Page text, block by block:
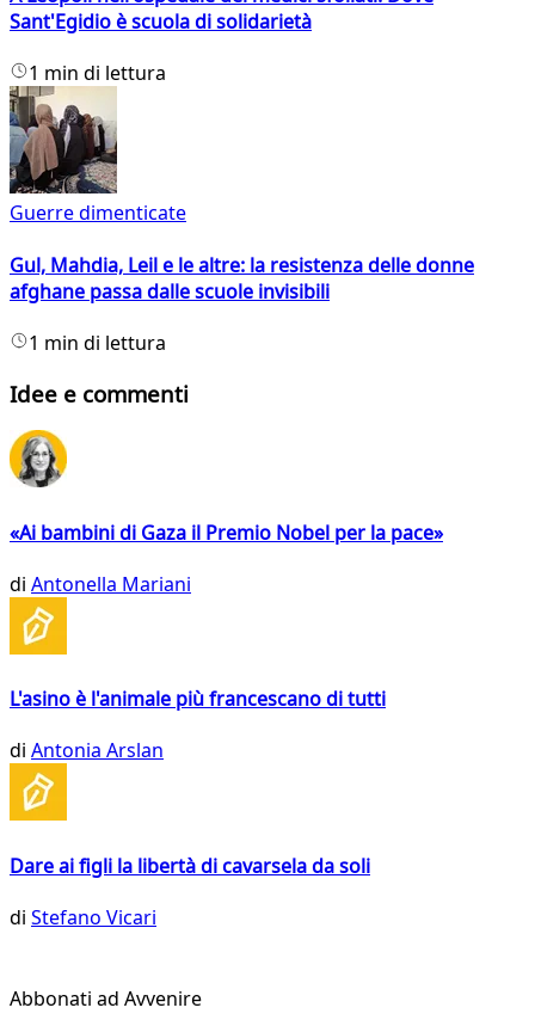
Sant'Egidio è scuola di solidarietà
1 min di lettura
Guerre dimenticate
Gul, Mahdia, Leil e le altre: la resistenza delle donne
afghane passa dalle scuole invisibili
1 min di lettura
Idee e commenti
«Ai bambini di Gaza il Premio Nobel per la pace»
di Antonella Mariani
L'asino è l'animale più francescano di tutti
di Antonia Arslan
Dare ai figli la libertà di cavarsela da soli
di Stefano Vicari
Abbonati ad Avvenire